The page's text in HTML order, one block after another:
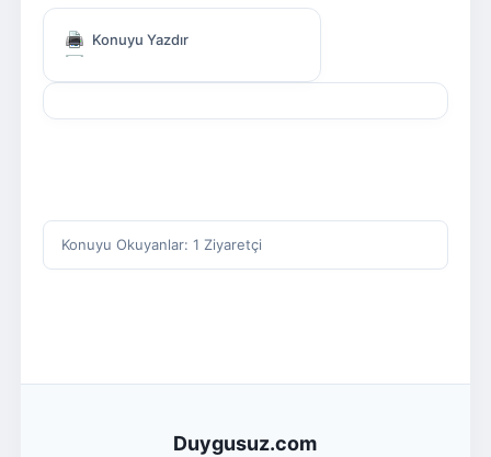
Konuyu Yazdır
Konuyu Okuyanlar: 1 Ziyaretçi
Duygusuz.com